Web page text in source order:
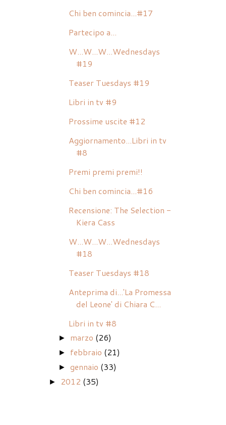
Chi ben comincia...#17
Partecipo a...
W...W...W...Wednesdays
#19
Teaser Tuesdays #19
Libri in tv #9
Prossime uscite #12
Aggiornamento...Libri in tv
#8
Premi premi premi!!
Chi ben comincia...#16
Recensione: The Selection -
Kiera Cass
W...W...W...Wednesdays
#18
Teaser Tuesdays #18
Anteprima di...'La Promessa
del Leone' di Chiara C...
Libri in tv #8
► marzo (26)
► febbraio (21)
►gennaio (33)
► 2012 (35)